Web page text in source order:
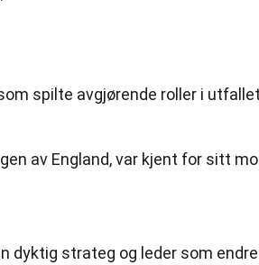
spilte avgjørende roller i
av England, var kjent for sitt
dyktig strateg og leder som